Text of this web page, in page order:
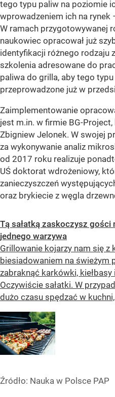
tego typu paliw na poziomie
wprowadzeniem ich na rynek
W ramach przygotowywanej
naukowiec opracował już
identyfikacji różnego rodzaju
szkolenia adresowane do
paliwa do grilla, aby tego
przeprowadzone już w
Zaimplementowanie
jest m.in. w firmie BG-
Zbigniew Jelonek. W swojej
za wykonywanie analiz
od 2017 roku realizuje
UŚ doktorat wdrożeniowy,
zanieczyszczeń
oraz brykiecie z węgla
Tą sałatką zaskoczysz
jednego warzywa
Grillowanie kojarzy nam się z
biesiadowaniem na świeżym
zabraknąć karkówki,
Oczywiście sałatki. W
dużo czasu spędzać w
Źródło: Nauka w Polsce PAP